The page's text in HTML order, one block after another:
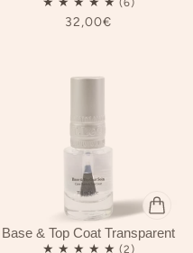
32,00€
Base & Top Coat Transparent